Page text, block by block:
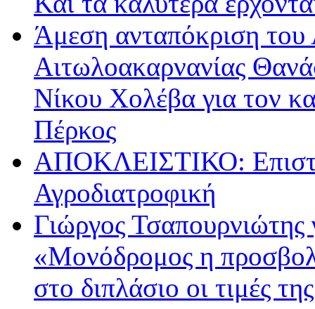
Άμεση ανταπόκριση του
Αιτωλοακαρνανίας
Νίκου Χολέβα για τον
Πέρκος
ΑΠΟΚΛΕΙΣΤΙΚΟ:
Αγροδιατροφική
Γιώργος
«Μονόδρομος η
στο διπλάσιο οι τιμές